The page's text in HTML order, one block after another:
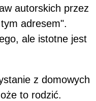
autorskich przez
adresem".
ale istotne jest
z domowych
to rodzić.